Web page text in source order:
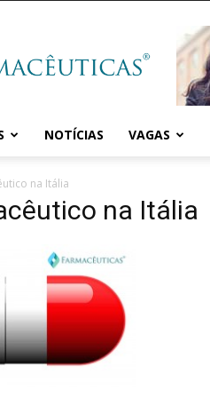
NOTÍCIAS VAGAS
na Itália
na Itália